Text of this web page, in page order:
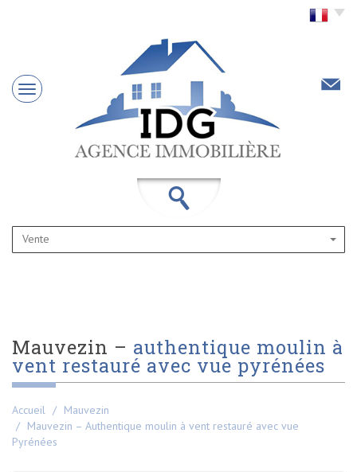
Vente
mauvezin – authentique moulin à
vent restauré avec vue pyrénées
Accueil
Mauvezin
Mauvezin – Authentique moulin à vent restauré avec vue
Pyrénées